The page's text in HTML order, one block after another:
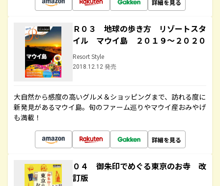
詳細を見る
Ｒ０３ 地球の歩き方 リゾートスタ
イル マウイ島 ２０１９～２０２０
Resort Style
2018.12.12 発売
大自然から感度の高いグルメ＆ショッピングまで、訪れる度に
新発見があるマウイ島。旬のファーム巡りやマウイ産おみやげ
も満載！
詳細を見る
０４ 御朱印でめぐる東京のお寺 改
訂版